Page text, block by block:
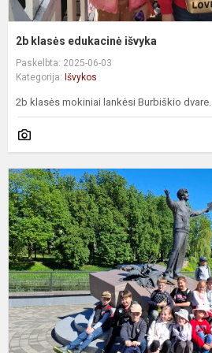
2b klasės edukacinė išvyka
Paskelbta: 2025-06-03
Kategorija: Išvykos
2b klasės mokiniai lankėsi Burbiškio dvare.